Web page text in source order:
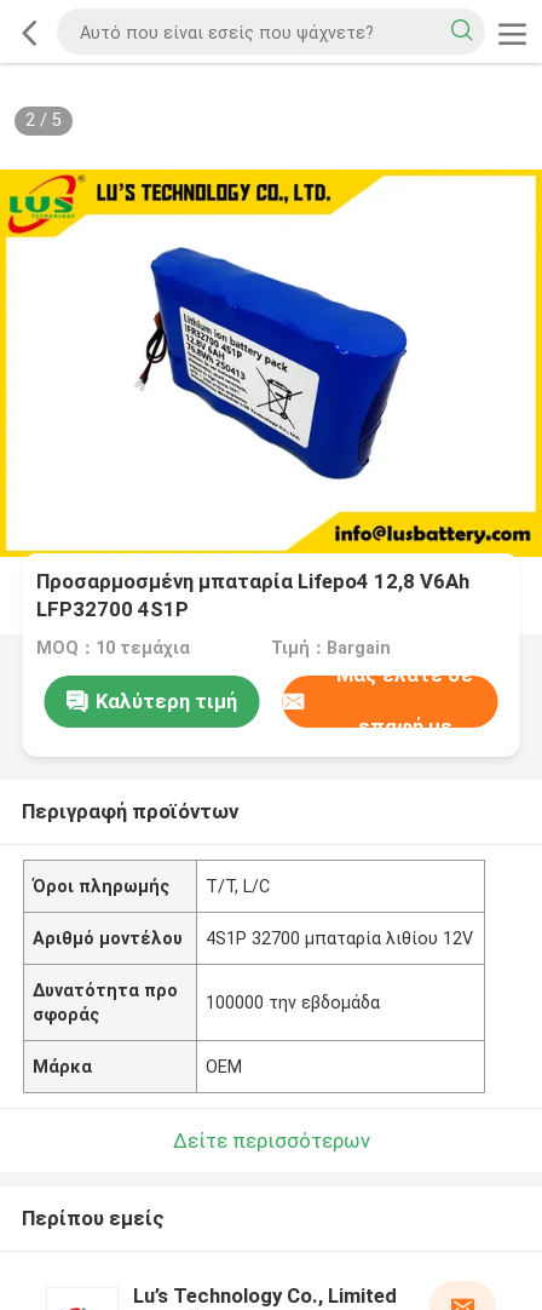
2/ 5
Προσαρμοσμένη μπαταρία Lifepo4 12,8 V6Ah
LFP32700 4S1P
MOQ：10 τεμάχια Τιμή：Bargain
Καλύτερη τιμή
Μας ελάτε σε
επαφή με
Περιγραφή προϊόντων
Όροι πληρωμής T/T, L/C
Αριθμό μοντέλου 4S1P 32700 μπαταρία λιθίου 12V
Δυνατότητα προ
σφοράς
100000 την εβδομάδα
Μάρκα OEM
Δείτε περισσότερων
Περίπου εμείς
Lu’s Technology Co., Limited